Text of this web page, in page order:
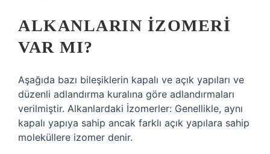
ALKANLARIN IZOMERI
VAR MI?
Aşağıda bazı bileşiklerin kapalı ve açık yapıları ve
düzenli adlandırma kuralına göre adlandırmaları
verilmiştir. Alkanlardaki İzomerler: Genellikle, aynı
kapalı yapıya sahip ancak farklı açık yapılara sahip
moleküllere izomer denir.